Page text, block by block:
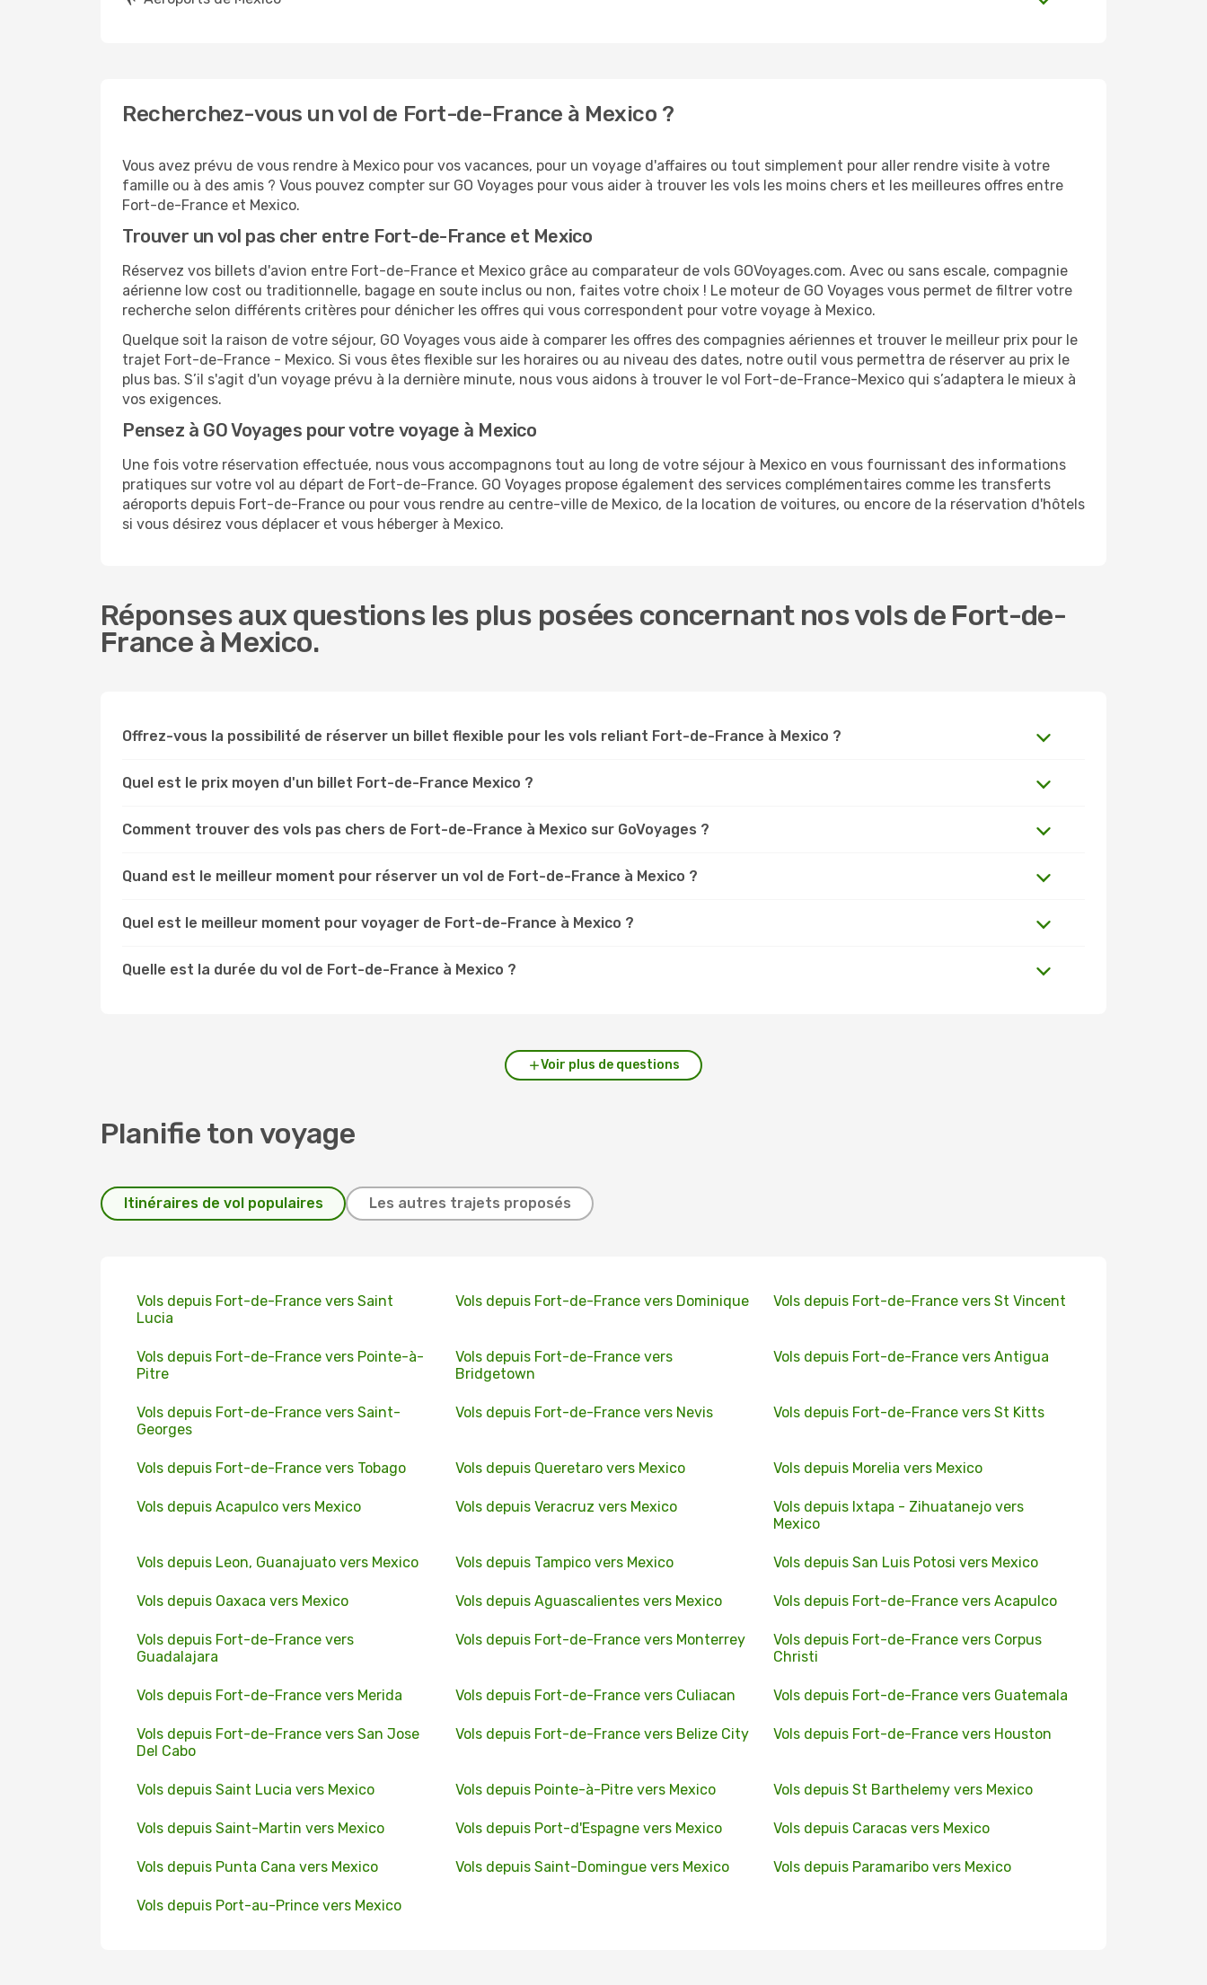
Recherchez-vous un vol de Fort-de-France à Mexico ?
Vous avez prévu de vous rendre à Mexico pour vos vacances, pour un voyage d'affaires ou tout simplement pour aller rendre visite à votre
famille ou à des amis ? Vous pouvez compter sur GO Voyages pour vous aider à trouver les vols les moins chers et les meilleures offres entre
Fort-de-France et Mexico.
Trouver un vol pas cher entre Fort-de-France et Mexico
Réservez vos billets d'avion entre Fort-de-France et Mexico grâce au comparateur de vols GOVoyages.com. Avec ou sans escale, compagnie
aérienne low cost ou traditionnelle, bagage en soute inclus ou non, faites votre choix ! Le moteur de GO Voyages vous permet de filtrer votre
recherche selon différents critères pour dénicher les offres qui vous correspondent pour votre voyage à Mexico.
Quelque soit la raison de votre séjour, GO Voyages vous aide à comparer les offres des compagnies aériennes et trouver le meilleur prix pour le
trajet Fort-de-France - Mexico. Si vous êtes flexible sur les horaires ou au niveau des dates, notre outil vous permettra de réserver au prix le
plus bas. S’il s'agit d'un voyage prévu à la dernière minute, nous vous aidons à trouver le vol Fort-de-France-Mexico qui s’adaptera le mieux à
vos exigences.
Pensez à GO Voyages pour votre voyage à Mexico
Une fois votre réservation effectuée, nous vous accompagnons tout au long de votre séjour à Mexico en vous fournissant des informations
pratiques sur votre vol au départ de Fort-de-France. GO Voyages propose également des services complémentaires comme les transferts
aéroports depuis Fort-de-France ou pour vous rendre au centre-ville de Mexico, de la location de voitures, ou encore de la réservation d'hôtels
si vous désirez vous déplacer et vous héberger à Mexico.
Réponses aux questions les plus posées concernant nos vols de Fort-de-
France à Mexico.
Offrez-vous la possibilité de réserver un billet flexible pour les vols reliant Fort-de-France à Mexico ?
Quel est le prix moyen d'un billet Fort-de-France Mexico ?
Comment trouver des vols pas chers de Fort-de-France à Mexico sur GoVoyages ?
Quand est le meilleur moment pour réserver un vol de Fort-de-France à Mexico ?
Quel est le meilleur moment pour voyager de Fort-de-France à Mexico ?
Quelle est la durée du vol de Fort-de-France à Mexico ?
Voir plus de questions
Planifie ton voyage
Itinéraires de vol populaires Les autres trajets proposés
Vols depuis Fort-de-France vers Saint
Lucia
Vols depuis Fort-de-France vers Dominique Vols depuis Fort-de-France vers St Vincent
Vols depuis Fort-de-France vers Pointe-à-
Pitre
Vols depuis Fort-de-France vers
Bridgetown
Vols depuis Fort-de-France vers Antigua
Vols depuis Fort-de-France vers Saint-
Georges
Vols depuis Fort-de-France vers Nevis Vols depuis Fort-de-France vers St Kitts
Vols depuis Fort-de-France vers Tobago Vols depuis Queretaro vers Mexico Vols depuis Morelia vers Mexico
Vols depuis Acapulco vers Mexico Vols depuis Veracruz vers Mexico
Vols depuis Ixtapa - Zihuatanejo vers
Mexico
Vols depuis Leon, Guanajuato vers Mexico Vols depuis Tampico vers Mexico Vols depuis San Luis Potosi vers Mexico
Vols depuis Oaxaca vers Mexico Vols depuis Aguascalientes vers Mexico Vols depuis Fort-de-France vers Acapulco
Vols depuis Fort-de-France vers
Guadalajara
Vols depuis Fort-de-France vers Monterrey
Vols depuis Fort-de-France vers Corpus
Christi
Vols depuis Fort-de-France vers Merida Vols depuis Fort-de-France vers Culiacan Vols depuis Fort-de-France vers Guatemala
Vols depuis Fort-de-France vers San Jose
Del Cabo
Vols depuis Fort-de-France vers Belize City Vols depuis Fort-de-France vers Houston
Vols depuis Saint Lucia vers Mexico Vols depuis Pointe-à-Pitre vers Mexico Vols depuis St Barthelemy vers Mexico
Vols depuis Saint-Martin vers Mexico Vols depuis Port-d'Espagne vers Mexico Vols depuis Caracas vers Mexico
Vols depuis Punta Cana vers Mexico Vols depuis Saint-Domingue vers Mexico Vols depuis Paramaribo vers Mexico
Vols depuis Port-au-Prince vers Mexico